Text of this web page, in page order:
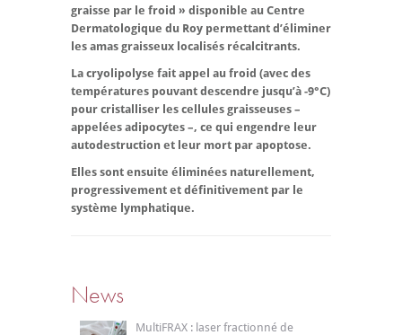
graisse par le froid » disponible au Centre
Dermatologique du Roy permettant d’éliminer
les amas graisseux localisés récalcitrants.
La cryolipolyse fait appel au froid (avec des
températures pouvant descendre jusqu’à -9°C)
pour cristalliser les cellules graisseuses –
appelées adipocytes –, ce qui engendre leur
autodestruction et leur mort par apoptose.
Elles sont ensuite éliminées naturellement,
progressivement et définitivement par le
système lymphatique.
News
MultiFRAX : laser fractionné de